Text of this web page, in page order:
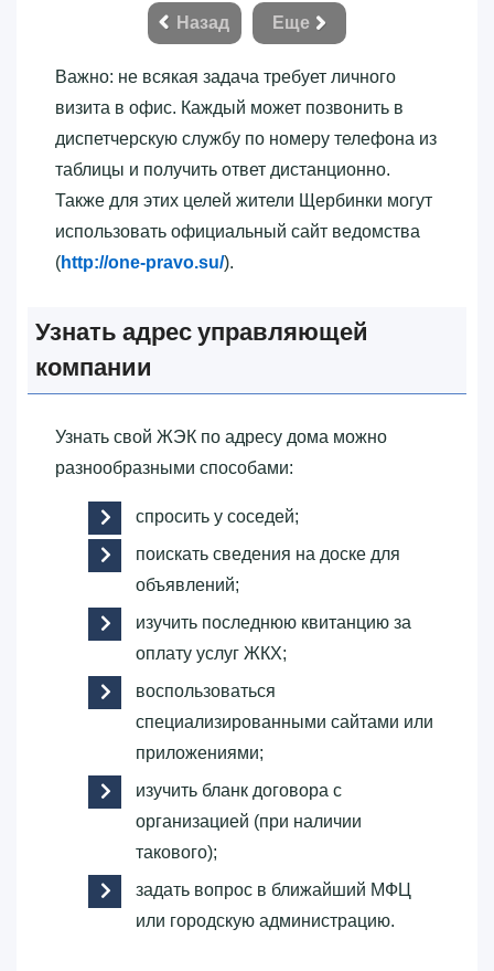
Назад
Еще
Важно: не всякая задача требует личного
визита в офис. Каждый может позвонить в
диспетчерскую службу по номеру телефона из
таблицы и получить ответ дистанционно.
Также для этих целей жители Щербинки могут
использовать официальный сайт ведомства
(http://one-pravo.su/).
Узнать адрес управляющей
компании
Узнать свой ЖЭК по адресу дома можно
разнообразными способами:
спросить у соседей;
поискать сведения на доске для
объявлений;
изучить последнюю квитанцию за
оплату услуг ЖКХ;
воспользоваться
специализированными сайтами или
приложениями;
изучить бланк договора с
организацией (при наличии
такового);
задать вопрос в ближайший МФЦ
или городскую администрацию.